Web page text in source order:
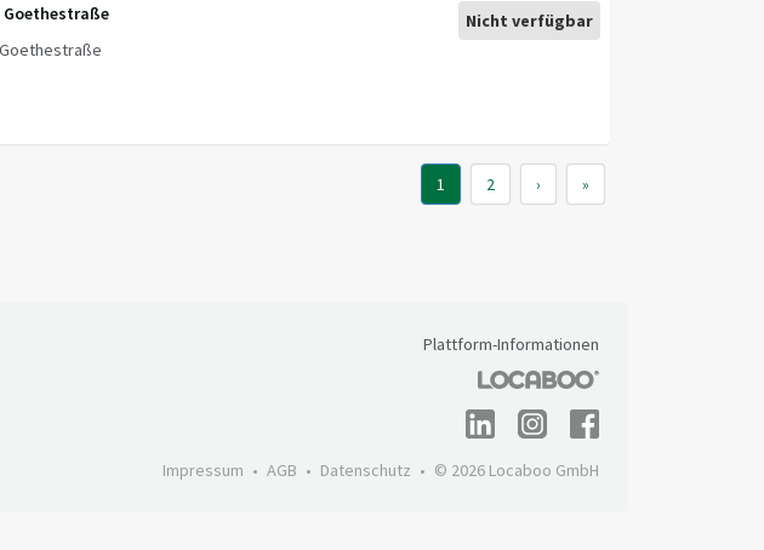
Nicht verfügbar
1 2 › »
Plattform-Informationen
Impressum AGB Datenschutz © 2026 Locaboo GmbH